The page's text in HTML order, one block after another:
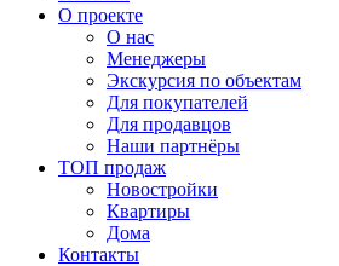
О проекте
О нас
Менеджеры
Экскурсия по объектам
Для покупателей
Для продавцов
Наши партнёры
ТОП продаж
Новостройки
Квартиры
Дома
Контакты